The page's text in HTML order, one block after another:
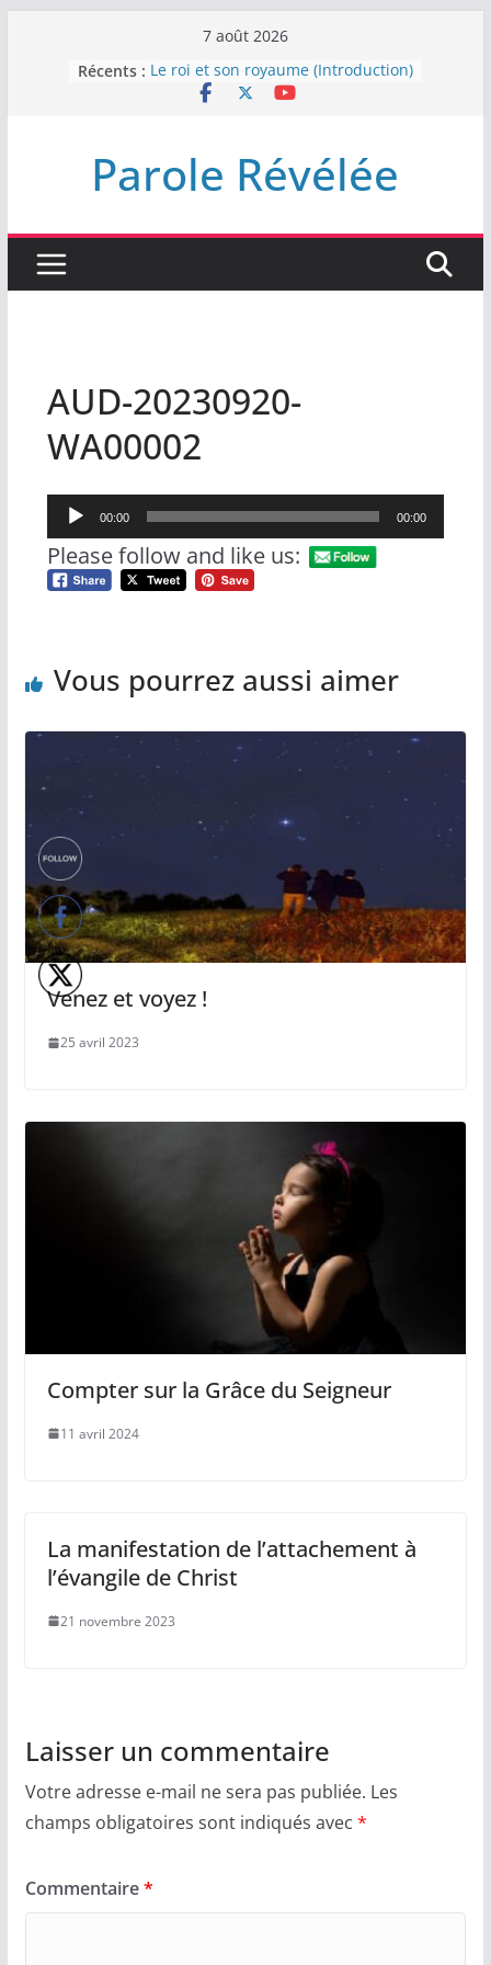
7 août 2026
Récents : Le roi et son royaume (Introduction)
DEMEUREZ DANS LA LUMIÈRE
LABAN
L’INTERVENTION DE DIEU
Parole Révélée
AUD-20230920-
WA00002
Lecteur
audio
00:00 00:00
Please follow and like us:
Vous pourrez aussi aimer
Venez et voyez !
25 avril 2023
Compter sur la Grâce du Seigneur
11 avril 2024
La manifestation de l’attachement à
l’évangile de Christ
21 novembre 2023
Laisser un commentaire
Votre adresse e-mail ne sera pas publiée. Les
champs obligatoires sont indiqués avec *
Commentaire*